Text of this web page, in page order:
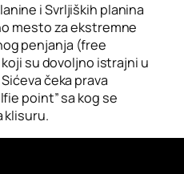
i Svrljiških planina
mesto za ekstremne
penjanja (free
su dovoljno istrajni u
čeka prava
point” sa kog se
klisuru.